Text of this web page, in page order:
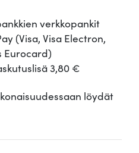
verkkopankit
(Visa, Visa Electron,
Eurocard)
3,80 €
löydät